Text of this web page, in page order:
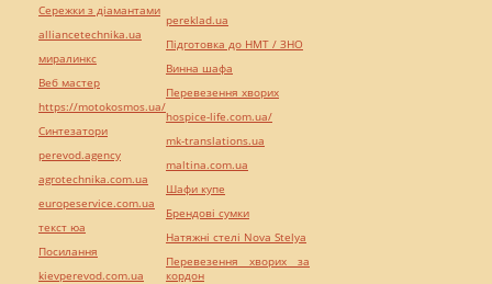
Сережки з діамантами
alliancetechnika.ua
миралинкс
Веб мастер
https://motokosmos.ua/
Синтезатори
perevod.agency
agrotechnika.com.ua
europeservice.com.ua
текст юа
Посилання
kievperevod.com.ua
pereklad.ua
Підготовка до НМТ / ЗНО
Винна шафа
Перевезення хворих
hospice-life.com.ua/
mk-translations.ua
maltina.com.ua
Шафи купе
Брендові сумки
Натяжні стелі Nova Stelya
Перевезення хворих за
кордон